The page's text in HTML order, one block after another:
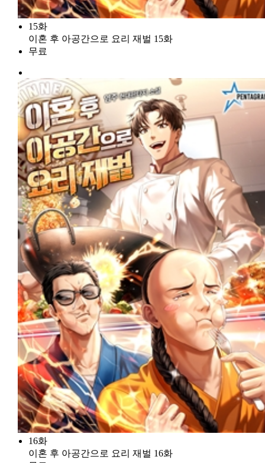
15화
이혼 후 아공간으로 요리 재벌 15화
무료
16화
이혼 후 아공간으로 요리 재벌 16화